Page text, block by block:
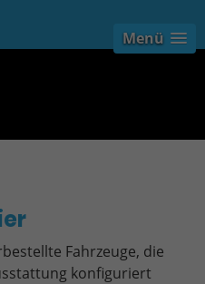
Menü
Fahrzeuge, die
konfiguriert